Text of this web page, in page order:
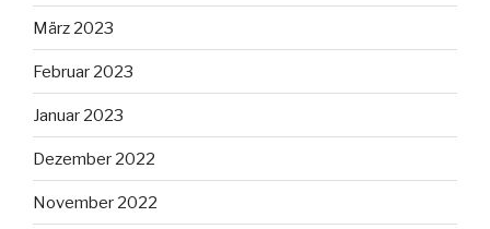
März 2023
Februar 2023
Januar 2023
Dezember 2022
November 2022